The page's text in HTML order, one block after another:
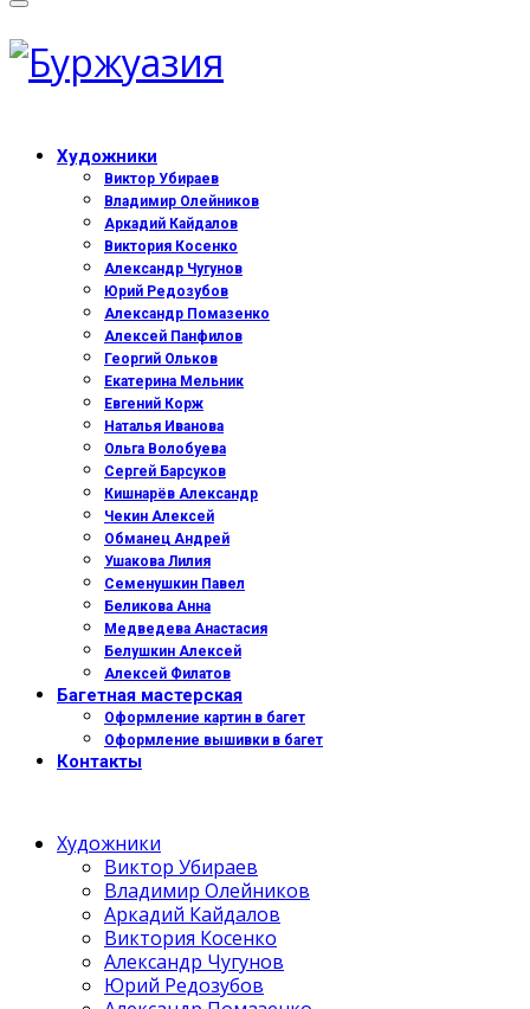
Художники
Виктор Убираев
Владимир Олейников
Аркадий Кайдалов
Виктория Косенко
Александр Чугунов
Юрий Редозубов
Александр Помазенко
Алексей Панфилов
Георгий Ольков
Екатерина Мельник
Евгений Корж
Наталья Иванова
Ольга Волобуева
Сергей Барсуков
Кишнарёв Александр
Чекин Алексей
Обманец Андрей
Ушакова Лилия
Семенушкин Павел
Беликова Анна
Медведева Анастасия
Белушкин Алексей
Алексей Филатов
Багетная мастерская
Оформление картин в багет
Оформление вышивки в багет
Контакты
Художники
Виктор Убираев
Владимир Олейников
Аркадий Кайдалов
Виктория Косенко
Александр Чугунов
Юрий Редозубов